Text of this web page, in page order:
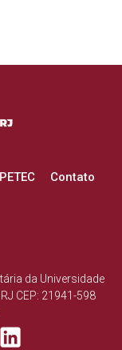
Contato
da Universidade
CEP: 21941-598